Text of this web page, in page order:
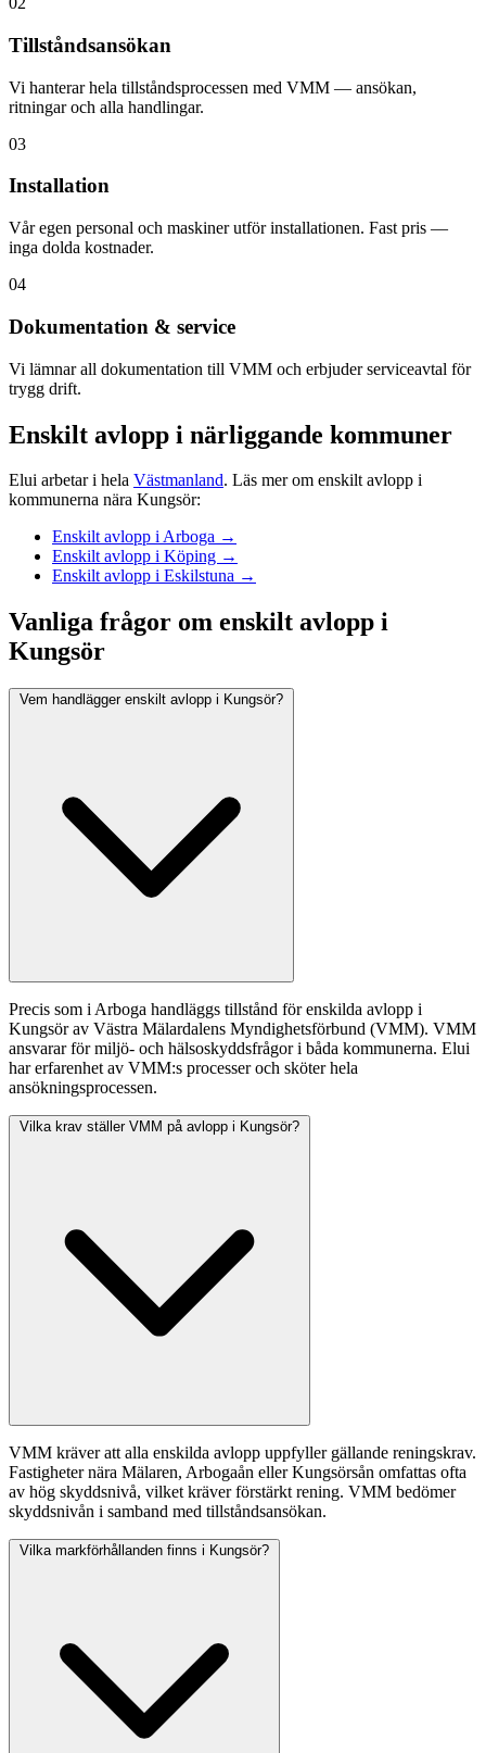
Tillståndsansökan
Vi hanterar hela tillståndsprocessen med VMM — ansökan,
ritningar och alla handlingar.
03
Installation
Vår egen personal och maskiner utför installationen. Fast pris —
inga dolda kostnader.
04
Dokumentation & service
Vi lämnar all dokumentation till VMM och erbjuder serviceavtal för
trygg drift.
Enskilt avlopp i närliggande kommuner
Elui arbetar i hela Västmanland. Läs mer om enskilt avlopp i
kommunerna nära Kungsör:
Enskilt avlopp i Arboga →
Enskilt avlopp i Köping →
Enskilt avlopp i Eskilstuna →
Vanliga frågor om enskilt avlopp i
Kungsör
Vem handlägger enskilt avlopp i Kungsör?
Precis som i Arboga handläggs tillstånd för enskilda avlopp i
Kungsör av Västra Mälardalens Myndighetsförbund (VMM). VMM
ansvarar för miljö- och hälsoskyddsfrågor i båda kommunerna. Elui
har erfarenhet av VMM:s processer och sköter hela
ansökningsprocessen.
Vilka krav ställer VMM på avlopp i Kungsör?
VMM kräver att alla enskilda avlopp uppfyller gällande reningskrav.
Fastigheter nära Mälaren, Arbogaån eller Kungsörsån omfattas ofta
av hög skyddsnivå, vilket kräver förstärkt rening. VMM bedömer
skyddsnivån i samband med tillståndsansökan.
Vilka markförhållanden finns i Kungsör?